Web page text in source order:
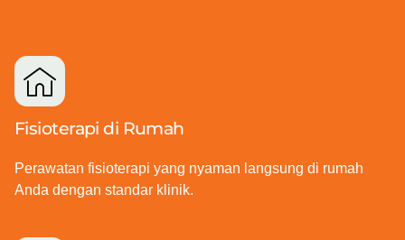
Fisioterapi di Rumah
Perawatan fisioterapi yang nyaman langsung di rumah
Anda dengan standar klinik.